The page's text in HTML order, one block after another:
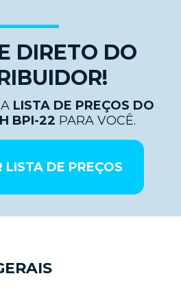
DIRETO DO
LISTA DE PREÇOS DO
BPI-22 PARA VOCÊ.
LISTA DE PREÇOS